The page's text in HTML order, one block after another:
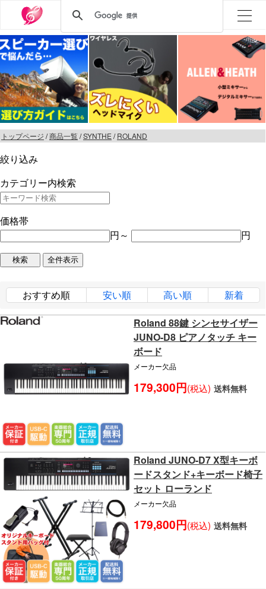
トップページ /商品一覧/SYNTHE /ROLAND
絞り込み
カテゴリー内検索
価格帯
円～
円
おすすめ順 安い順 高い順 新着
Roland 88鍵 シンセサイザー
JUNO-D8 ピアノタッチ キー
ボード
メーカー欠品
179,300円(税込) 送料無料
Roland JUNO-D7 X型キーボ
ードスタンド+キーボード椅子
セット ローランド
メーカー欠品
179,800円(税込) 送料無料